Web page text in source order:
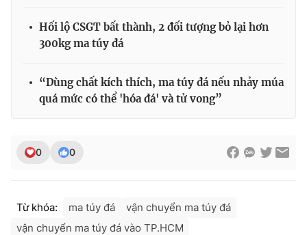
Giấy phép hoạt động báo in và báo điện tử số 483/GP-BTTTT
cấp ngày 29/12/2023
Hối lộ CSGT bất thành, 2 đối tượng bỏ lại hơn
300kg ma túy đá
“Dùng chất kích thích, ma túy đá nếu nhảy múa
quá mức có thể 'hóa đá' và tử vong”
0 0
Từ khóa: ma túy đá
vận chuyển ma túy đá
vận chuyển ma túy đá vào TP.HCM